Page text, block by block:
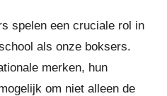
spelen een cruciale rol in
als onze boksers.
merken, hun
om niet alleen de